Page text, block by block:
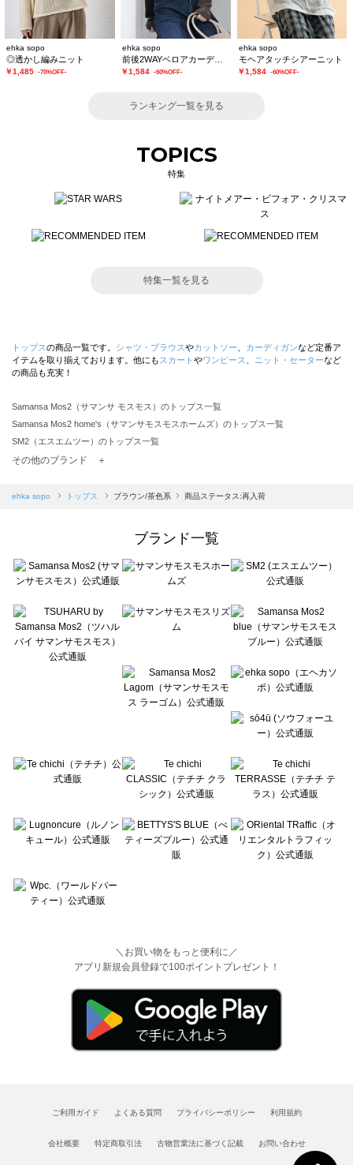
ehka sopo
◎透かし編みニット
￥1,485 -70%OFF-
ehka sopo
￥1,584 -60%OFF-
ehka sopo
モヘアタッチシアーニット
￥1,584 -60%OFF-
ランキング一覧を見る
TOPICS
特集
特集一覧を見る
トップスの商品一覧です。 シャツ・ブラウスやカットソー カーディガンなど定番ア
イテムを取り揃えております。他にも スカート やワンピース ニット・セーターなど
の商品も充実！
Samansa Mos2（サマンサ モスモス）のトップス一覧
Samansa Mos2 home's（サマンサモスモスホームズ）のトップス一覧
SM2（エスエムツー）のトップス一覧
TSUHARU by Samansa Mos2（ツハルバイサマンサモスモス）のトップス一覧
Samansa Mos2 blue（サマンサモスモス ブルー）のトップス一覧
sō4ū（ソウフォーユー）のトップス一覧
Te chichi（テチチ）のトップス一覧
Te chichi CLASSIC（テチチ クラシック）のトップス一覧
Lugnoncure（ルノンキュール）のトップス一覧
BETTY'S BLUE（べティーズブルー）のトップス一覧
Wpc.（ワールドパーティー）のトップス一覧
その他のブランド ＋
ehka sopo トップス ブラウン/茶色系 商品ステータス:再入荷
ブランド一覧
＼お買い物をもっと便利に／
アプリ新規会員登録で100ポイントプレゼント！
ご利用ガイド よくある質問 プライバシーポリシー 利用規約
会社概要 特定商取引法 古物営業法に基づく記載 お問い合わせ